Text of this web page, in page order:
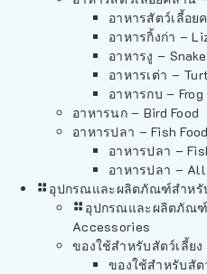
อาหารสัตว์เลี้อย
อาหารกิ้งก่า –
อาหารงู –
อาหารเต่า –
อาหารกบ – Frog
อาหารนก – Bird Food
อาหารปลา – Fish Food
อาหารปลา –
อาหารปลา – All
อุปกรณและผลิตภัณฑ์สำหรั
อุปกรณและผลิตภัณฑ์
Accessories
ของใช้สำหรับสัตว์เลี้ยง
ของใช้สำหรับสัต